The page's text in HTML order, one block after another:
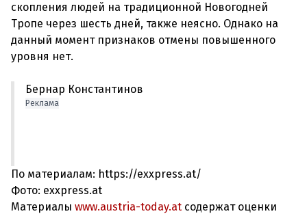
скопления людей на традиционной Новогодней
Тропе через шесть дней, также неясно. Однако на
данный момент признаков отмены повышенного
Бернар Константинов
Реклама
По материалам: https://exxpress.at/
Фото: exxpress.at
Материалы www.austria-today.at содержат оценки